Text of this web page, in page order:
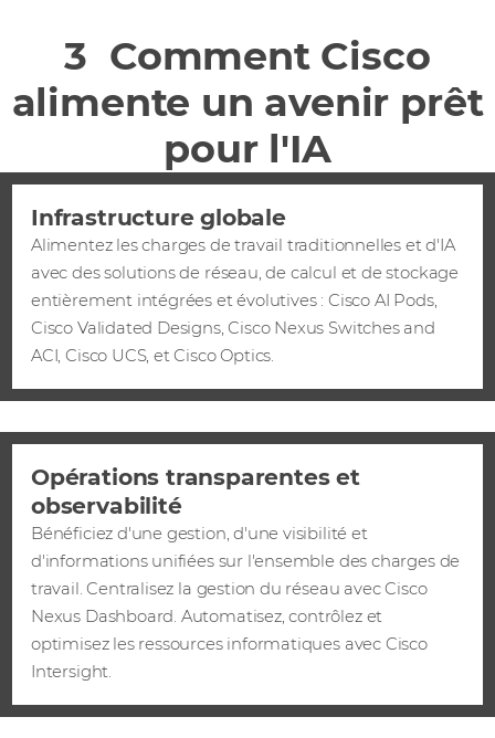
3 Comment Cisco
alimente un avenir prêt
pour l'IA
Infrastructure globale
Alimentez les charges de travail traditionnelles et d'IA
avec des solutions de réseau, de calcul et de stockage
entièrement intégrées et évolutives : Cisco AI Pods,
Cisco Validated Designs, Cisco Nexus Switches and
ACI, Cisco UCS, et Cisco Optics.
Opérations transparentes et
observabilité
Bénéficiez d'une gestion, d'une visibilité et
d'informations unifiées sur l'ensemble des charges de
travail. Centralisez la gestion du réseau avec Cisco
Nexus Dashboard. Automatisez, contrôlez et
optimisez les ressources informatiques avec Cisco
Intersight.